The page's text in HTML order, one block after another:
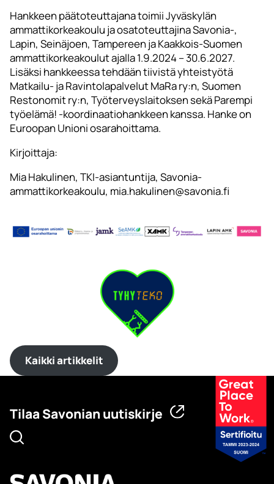
Hankkeen päätoteuttajana toimii Jyväskylän
ammattikorkeakoulu ja osatoteuttajina Savonia-,
Lapin, Seinäjoen, Tampereen ja Kaakkois-Suomen
ammattikorkeakoulut ajalla 1.9.2024 – 30.6.2027.
Lisäksi hankkeessa tehdään tiivistä yhteistyötä
Matkailu- ja Ravintolapalvelut MaRa ry:n, Suomen
Restonomit ry:n, Työterveyslaitoksen sekä Parempi
työelämä! -koordinaatiohankkeen kanssa. Hanke on
Euroopan Unioni osarahoittama.
Kirjoittaja:
Mia Hakulinen, TKI-asiantuntija, Savonia-
ammattikorkeakoulu, mia.hakulinen@savonia.fi
Kaikki artikkelit
Tilaa Savonian uutiskirje